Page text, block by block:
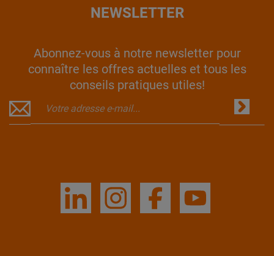
NEWSLETTER
Abonnez-vous à notre newsletter pour
connaître les offres actuelles et tous les
conseils pratiques utiles!